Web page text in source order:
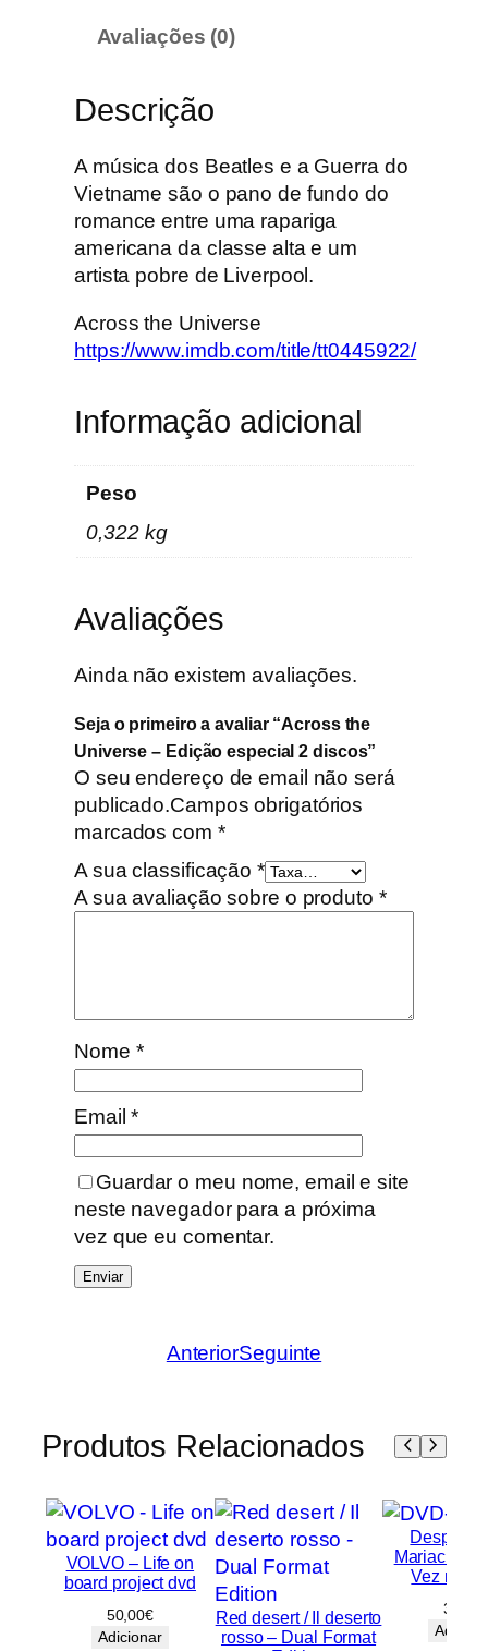
s
t
h
e
U
n
v
e
s
e
–
o
s
e
c
i
a
l
2
d
Avaliações (0)
Descrição
A música dos Beatles e a Guerra do
Vietname são o pano de fundo do
romance entre uma rapariga
americana da classe alta e um
artista pobre de Liverpool.
Across the Universe
https://www.imdb.com/title/tt0445922/
Informação adicional
Peso
0,322 kg
Avaliações
Ainda não existem avaliações.
Seja o primeiro a avaliar “Across the
Universe – Edição especial 2 discos”
O seu endereço de email não será
publicado.Campos obrigatórios
marcados com *
A sua classificação *
A sua avaliação sobre o produto *
Nome *
Email*
Guardar o meu nome, email e site
neste navegador para a próxima
vez que eu comentar.
AnteriorSeguinte
Produtos Relacionados
VOLVO – Life on
board project dvd
50,00€
Adicionar
Red desert / Il deserto
rosso – Dual Format
Mariachi /
Vez no
30,00